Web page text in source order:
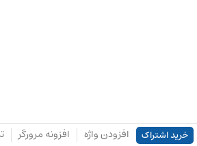
خرید اشتراک افزودن واژه افزونه مرورگر